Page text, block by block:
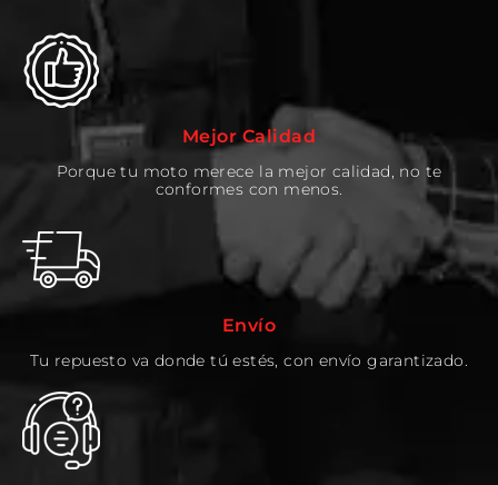
Mejor Calidad
Porque tu moto merece la mejor calidad, no te
conformes con menos.
Envío
Tu repuesto va donde tú estés, con envío garantizado.